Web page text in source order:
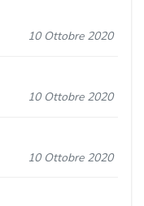
10 Ottobre 2020
10 Ottobre 2020
10 Ottobre 2020